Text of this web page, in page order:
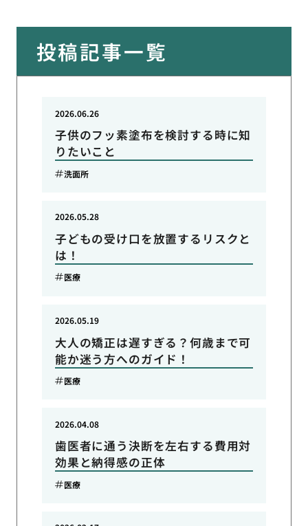
投稿記事一覧
子供のフッ素塗布を検討する時に知
りたいこと
2026.06.26
洗面所
子どもの受け口を放置するリスクと
は！
2026.05.28
医療
大人の矯正は遅すぎる？何歳まで可
能か迷う方へのガイド！
2026.05.19
医療
歯医者に通う決断を左右する費用対
効果と納得感の正体
2026.04.08
医療